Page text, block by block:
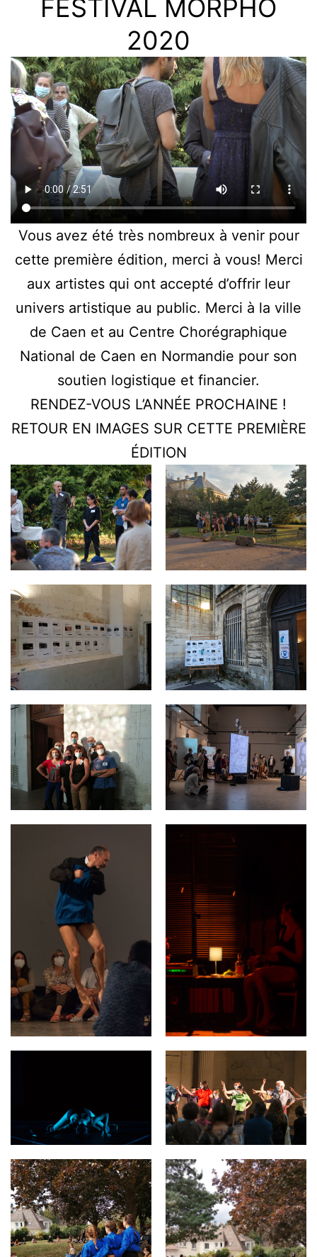
FESTIVAL MORPHO
2020
Vous avez été très nombreux à venir pour
cette première édition, merci à vous! Merci
aux artistes qui ont accepté d’offrir leur
univers artistique au public. Merci à la ville
de Caen et au Centre Chorégraphique
National de Caen en Normandie pour son
soutien logistique et financier.
RENDEZ-VOUS L’ANNÉE PROCHAINE !
RETOUR EN IMAGES SUR CETTE PREMIÈRE
ÉDITION